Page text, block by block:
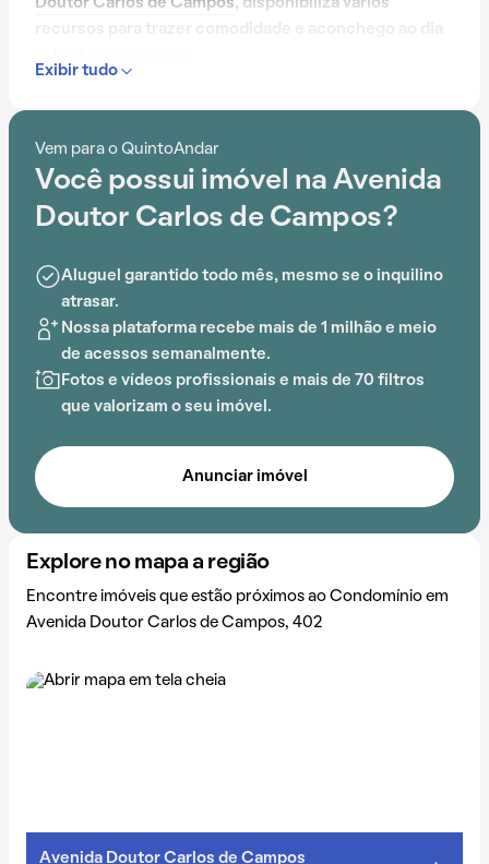
Doutor Carlos de Campos, disponibiliza vários
Contando com portaria 24 horas, elevador, academia,
encanado, churrasqueira e playground, este
condomínio é preparado para atender às
necessidades dos moradores que buscam lazer e
A proximidade com Faculdade Integrada
Metropolitana de Campinas (METROCAMP), Centro
Kennedy, Escola Estadual Vitor Meireles, Hospital
Santa Sofia, Instituto Penido Burnier e Hospital
acrescenta praticidade e comodidade na rotina dos
Exibir tudo
Vem para o QuintoAndar
Você possui imóvel na Avenida
Doutor Carlos de Campos?
Aluguel garantido todo mês, mesmo se o inquilino
atrasar.
Nossa plataforma recebe mais de 1 milhão e meio
de acessos semanalmente.
Fotos e vídeos profissionais e mais de 70 filtros
que valorizam o seu imóvel.
Anunciar imóvel
Explore no mapa a região
Encontre imóveis que estão próximos ao Condomínio em
Avenida Doutor Carlos de Campos, 402
Avenida Doutor Carlos de Campos